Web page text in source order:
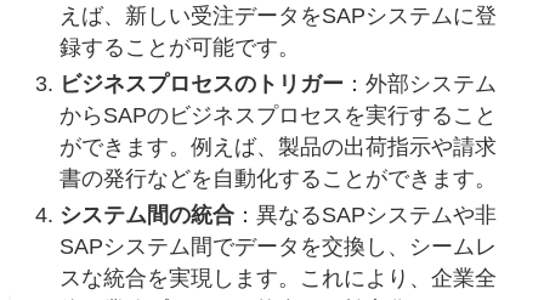
えば、新しい受注データをSAPシステムに登
録することが可能です。
ビジネスプロセスのトリガー ：外部システム
からSAPのビジネスプロセスを実行すること
ができます。例えば、製品の出荷指示や請求
書の発行などを自動化することができます。
システム間の統合 ：異なるSAPシステムや非
SAPシステム間でデータを交換し、シームレ
スな統合を実現します。これにより、企業全